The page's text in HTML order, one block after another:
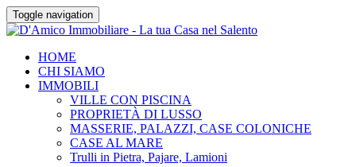
Toggle navigation
HOME
CHI SIAMO
IMMOBILI
VILLE CON PISCINA
PROPRIETÀ DI LUSSO
MASSERIE, PALAZZI, CASE COLONICHE
CASE AL MARE
Trulli in Pietra, Pajare, Lamioni